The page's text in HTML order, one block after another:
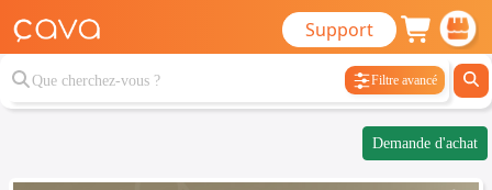
Support
Filtre avancé
Demande d'achat